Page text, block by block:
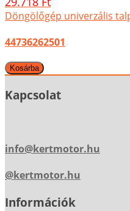
Döngölőgép univerzális
44736262501
Kapcsolat
info@kertmotor.hu
@kertmotor.hu
Információk